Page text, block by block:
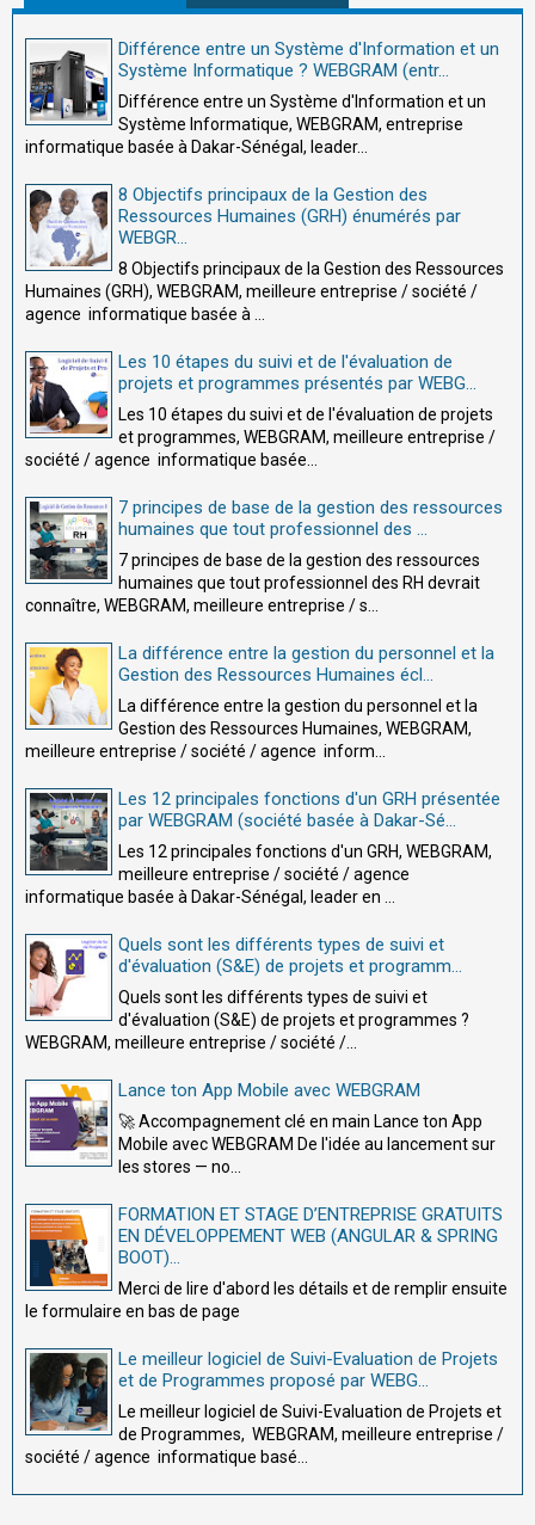
Différence entre un Système d'Information et un
Système Informatique ? WEBGRAM (entr...
Différence entre un Système d'Information et un
Système Informatique, WEBGRAM, entreprise
informatique basée à Dakar-Sénégal, leader...
8 Objectifs principaux de la Gestion des
Ressources Humaines (GRH) énumérés par
WEBGR...
8 Objectifs principaux de la Gestion des Ressources
Humaines (GRH), WEBGRAM, meilleure entreprise / société /
agence informatique basée à ...
Les 10 étapes du suivi et de l'évaluation de
projets et programmes présentés par WEBG...
Les 10 étapes du suivi et de l'évaluation de projets
et programmes, WEBGRAM, meilleure entreprise /
société / agence informatique basée...
7 principes de base de la gestion des ressources
humaines que tout professionnel des ...
7 principes de base de la gestion des ressources
humaines que tout professionnel des RH devrait
connaître, WEBGRAM, meilleure entreprise / s...
La différence entre la gestion du personnel et la
Gestion des Ressources Humaines écl...
La différence entre la gestion du personnel et la
Gestion des Ressources Humaines, WEBGRAM,
meilleure entreprise / société / agence inform...
Les 12 principales fonctions d'un GRH présentée
par WEBGRAM (société basée à Dakar-Sé...
Les 12 principales fonctions d'un GRH, WEBGRAM,
meilleure entreprise / société / agence
informatique basée à Dakar-Sénégal, leader en ...
Quels sont les différents types de suivi et
d'évaluation (S&E) de projets et programm...
Quels sont les différents types de suivi et
d'évaluation (S&E) de projets et programmes ?
WEBGRAM, meilleure entreprise / société /...
Lance ton App Mobile avec WEBGRAM
🚀 Accompagnement clé en main Lance ton App
Mobile avec WEBGRAM De l'idée au lancement sur
les stores — no...
FORMATION ET STAGE D’ENTREPRISE GRATUITS
EN DÉVELOPPEMENT WEB (ANGULAR & SPRING
BOOT)...
Merci de lire d'abord les détails et de remplir ensuite
le formulaire en bas de page
Le meilleur logiciel de Suivi-Evaluation de Projets
et de Programmes proposé par WEBG...
Le meilleur logiciel de Suivi-Evaluation de Projets et
de Programmes, WEBGRAM, meilleure entreprise /
société / agence informatique basé...